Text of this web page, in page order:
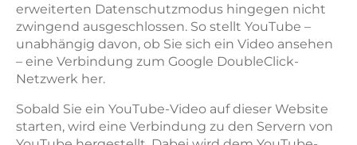
erweiterten Datenschutzmodus hingegen nicht
zwingend ausgeschlossen. So stellt YouTube –
unabhängig davon, ob Sie sich ein Video ansehen
– eine Verbindung zum Google DoubleClick-
Netzwerk her.
Sobald Sie ein YouTube-Video auf dieser Website
starten, wird eine Verbindung zu den Servern von